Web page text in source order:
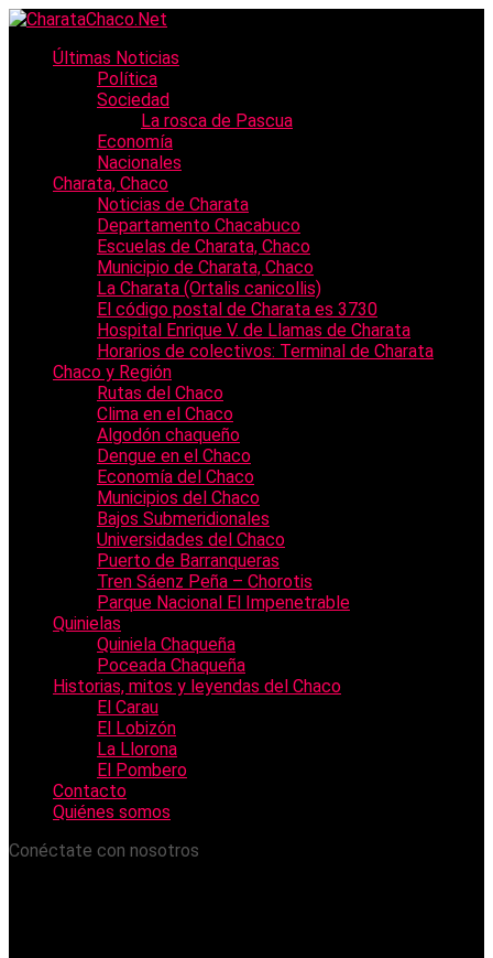
Últimas Noticias
Política
Sociedad
La rosca de Pascua
Economía
Nacionales
Charata, Chaco
Noticias de Charata
Departamento Chacabuco
Escuelas de Charata, Chaco
Municipio de Charata, Chaco
La Charata (Ortalis canicollis)
El código postal de Charata es 3730
Hospital Enrique V. de Llamas de Charata
Horarios de colectivos: Terminal de Charata
Chaco y Región
Rutas del Chaco
Clima en el Chaco
Algodón chaqueño
Dengue en el Chaco
Economía del Chaco
Municipios del Chaco
Bajos Submeridionales
Universidades del Chaco
Puerto de Barranqueras
Tren Sáenz Peña – Chorotis
Parque Nacional El Impenetrable
Quinielas
Quiniela Chaqueña
Poceada Chaqueña
Historias, mitos y leyendas del Chaco
El Carau
El Lobizón
La Llorona
El Pombero
Contacto
Quiénes somos
Conéctate con nosotros